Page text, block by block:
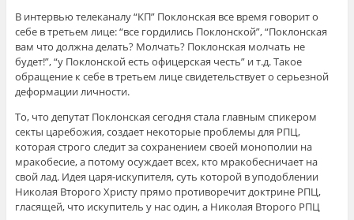
В интервью телеканалу “КП” Поклонская все время говорит о
себе в третьем лице: “все гордились Поклонской”, “Поклонская
вам что должна делать? Молчать? Поклонская молчать не
будет!”, “у Поклонской есть офицерская честь” и т.д. Такое
обращение к себе в третьем лице свидетельствует о серьезной
деформации личности.
То, что депутат Поклонская сегодня стала главным спикером
секты царебожия, создает некоторые проблемы для РПЦ,
которая строго следит за сохранением своей монополии на
мракобесие, а потому осуждает всех, кто мракобесничает на
свой лад. Идея царя-искупителя, суть которой в уподоблении
Николая Второго Христу прямо противоречит доктрине РПЦ,
гласящей, что искупитель у нас один, а Николая Второго РПЦ